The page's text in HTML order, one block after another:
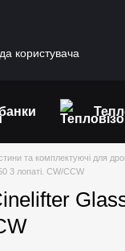
користувача
та комплектуючі для
3 лопаті. CW/CCW